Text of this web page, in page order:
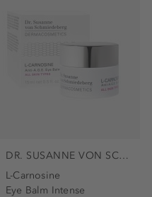
DR. SUSANNE VON SCHMIEDEBERG
L-Carnosine
Eye Balm Intense